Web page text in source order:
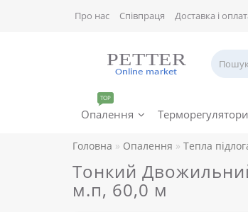
Про нас Співпраця Доставка і
Опалення
TOP
Терморегулятори
Головна Опалення Тепла
Тонкий
м.п, 60,0 м